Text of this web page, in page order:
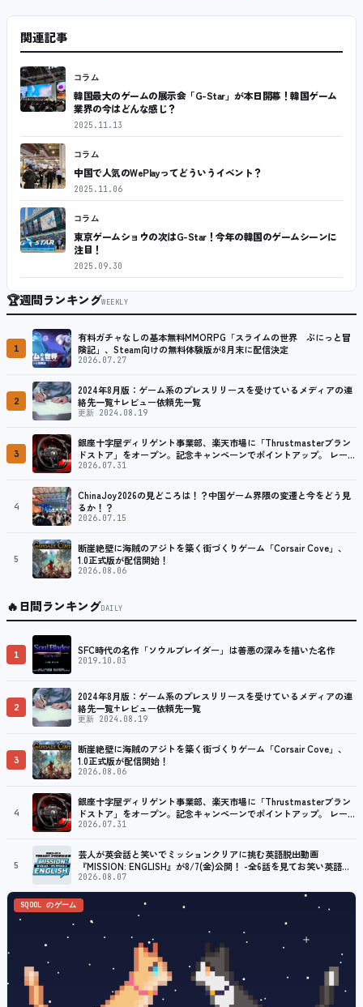
関連記事
コラム
韓国最大のゲームの展示会「G-Star」が本日開幕！韓国ゲーム
業界の今はどんな感じ？
2025.11.13
コラム
中国で人気のWePlayってどういうイベント？
2025.11.06
コラム
東京ゲームショウの次はG-Star！今年の韓国のゲームシーンに
注目！
2025.09.30
🏆週間ランキングWEEKLY
1
有料ガチャなしの基本無料MMORPG「スライムの世界 ぷにっと冒
険記」、Steam向けの無料体験版が8月末に配信決定
2026.07.27
2
2024年8月版：ゲーム系のプレスリリースを受けているメディアの連
絡先一覧+レビュー依頼先一覧
更新 2024.08.19
3
銀座十字屋ディリゲント事業部、楽天市場に「Thrustmasterブラン
ドストア」をオープン。記念キャンペーンでポイントアップ。 レーシ
ング／フライトシム向けコントローラーを中心に、幅広くラインナッ
2026.07.31
4
ChinaJoy2026の見どころは！？中国ゲーム界隈の変遷と今をどう見
るか！？
2026.07.15
5
断崖絶壁に海賊のアジトを築く街づくりゲーム「Corsair Cove」、
1.0正式版が配信開始！
2026.08.06
🔥日間ランキングDAILY
1 SFC時代の名作「ソウルブレイダー」は善悪の深みを描いた名作
2019.10.03
2
2024年8月版：ゲーム系のプレスリリースを受けているメディアの連
絡先一覧+レビュー依頼先一覧
更新 2024.08.19
3
断崖絶壁に海賊のアジトを築く街づくりゲーム「Corsair Cove」、
1.0正式版が配信開始！
2026.08.06
4
銀座十字屋ディリゲント事業部、楽天市場に「Thrustmasterブラン
ドストア」をオープン。記念キャンペーンでポイントアップ。 レーシ
ング／フライトシム向けコントローラーを中心に、幅広くラインナッ
2026.07.31
5
芸人が英会話と笑いでミッションクリアに挑む英語脱出動画
『MISSION: ENGLISH』が8/7(金)公開！ -全6話を見てお笑い英語ラ
イブ券が当たるXキャンペーンも開催！-
2026.08.07
SQOOL のゲーム